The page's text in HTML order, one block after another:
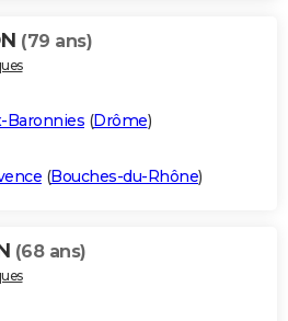
(79 ans)
Baronnies (Drôme)
(Bouches-du-Rhône)
(68 ans)